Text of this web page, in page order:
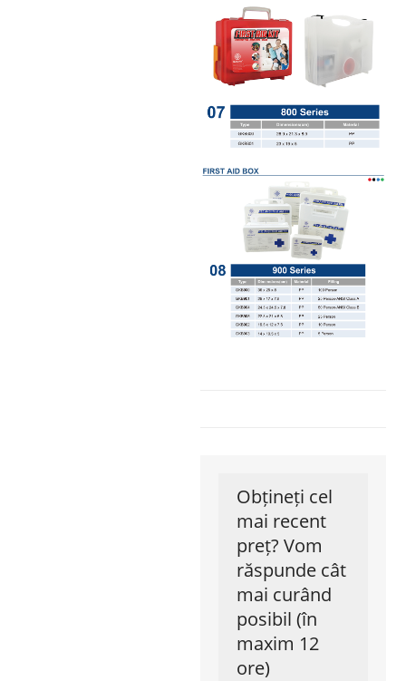
Obțineți cel
mai recent
preț? Vom
răspunde cât
mai curând
posibil (în
maxim 12
ore)